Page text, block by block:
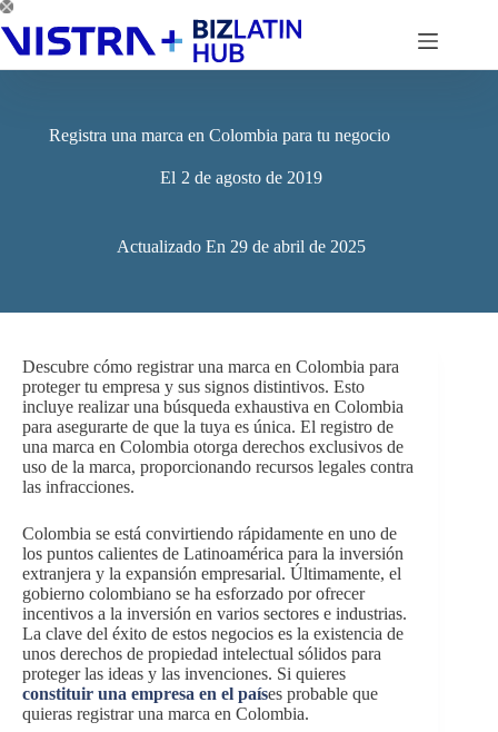
Saltar
al
contenido
Registra una marca en Colombia para tu negocio
El 2 de agosto de 2019
Actualizado En 29 de abril de 2025
Descubre cómo registrar una marca en Colombia para
proteger tu empresa y sus signos distintivos. Esto
incluye realizar una búsqueda exhaustiva en Colombia
para asegurarte de que la tuya es única. El registro de
una marca en Colombia otorga derechos exclusivos de
uso de la marca, proporcionando recursos legales contra
las infracciones.
Colombia se está convirtiendo rápidamente en uno de
los puntos calientes de Latinoamérica para la inversión
extranjera y la expansión empresarial. Últimamente, el
gobierno colombiano se ha esforzado por ofrecer
incentivos a la inversión en varios sectores e industrias.
La clave del éxito de estos negocios es la existencia de
unos derechos de propiedad intelectual sólidos para
proteger las ideas y las invenciones. Si quieres
constituir una empresa en el países probable que
quieras registrar una marca en Colombia.